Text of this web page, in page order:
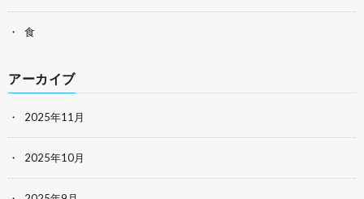
食
アーカイブ
2025年11月
2025年10月